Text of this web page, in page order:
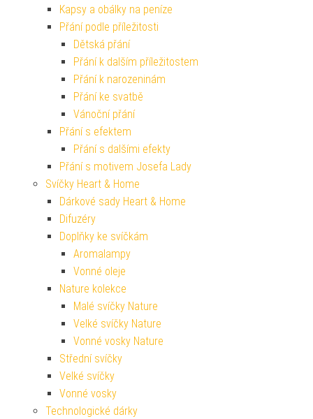
Kapsy a obálky na peníze
Přání podle příležitosti
Dětská přání
Přání k dalším příležitostem
Přání k narozeninám
Přání ke svatbě
Vánoční přání
Přání s efektem
Přání s dalšími efekty
Přání s motivem Josefa Lady
Svíčky Heart & Home
Dárkové sady Heart & Home
Difuzéry
Doplňky ke svíčkám
Aromalampy
Vonné oleje
Nature kolekce
Malé svíčky Nature
Velké svíčky Nature
Vonné vosky Nature
Střední svíčky
Velké svíčky
Vonné vosky
Technologické dárky